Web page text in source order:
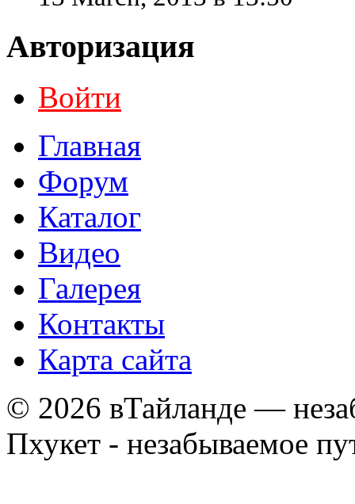
Авторизация
Войти
Главная
Форум
Каталог
Видео
Галерея
Контакты
Карта сайта
© 2026 вТайланде —
Пхукет - незабываемое